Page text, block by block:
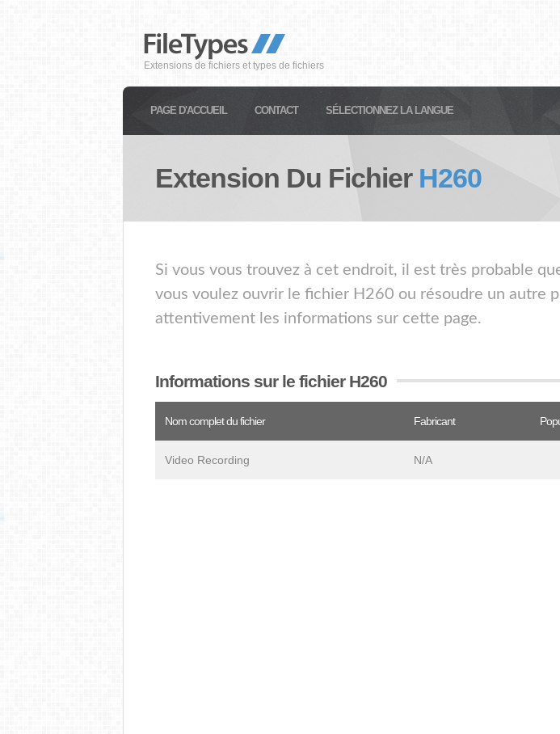
Extensions de fichiers et types de fichiers
PAGE D'ACCUEIL CONTACT SÉLECTIONNEZ LA LANGUE
Extension Du Fichier H260
Si vous vous trouvez à cet endroit, il est très probable
vous voulez ouvrir le fichier H260 ou résoudre un autre
attentivement les informations sur cette page.
Informations sur le fichier H260
Nom complet du fichier Fabricant
Video Recording N/A